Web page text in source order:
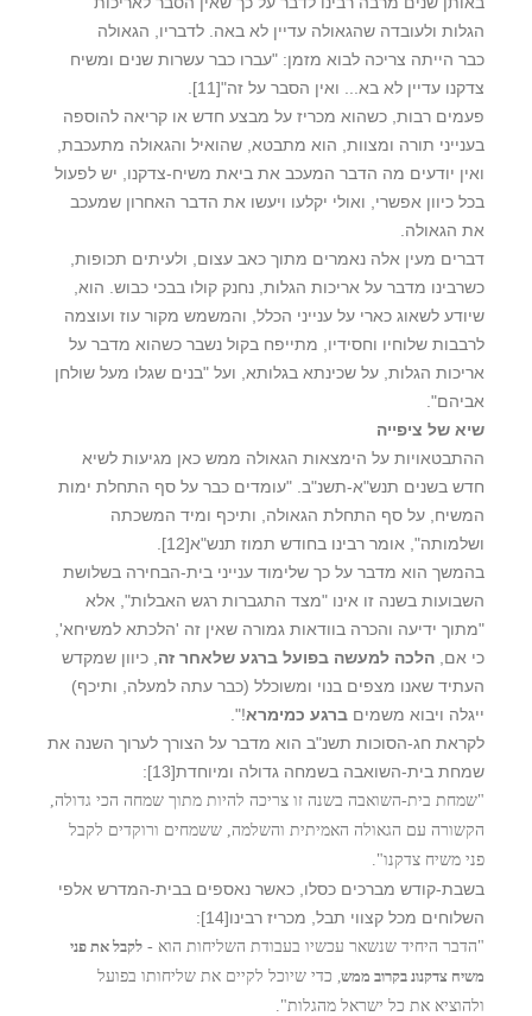
הגלות ולעובדה שהגאולה עדיין לא באה. לדבריו, הגאולה
כבר הייתה צריכה לבוא מזמן: "עברו כבר עשרות שנים ומשיח
צדקנו עדיין לא בא... ואין הסבר על זה"[11]
פעמים רבות, כשהוא מכריז על מבצע חדש או קריאה להוספה
בענייני תורה ומצוות, הוא מתבטא, שהואיל והגאולה מתעכבת,
ואין יודעים מה הדבר המעכב את ביאת משיח-צדקנו, יש לפעול
בכל כיוון אפשרי, ואולי יקלעו ויעשו את הדבר האחרון שמעכב
את הגאולה.
דברים מעין אלה נאמרים מתוך כאב עצום, ולעיתים תכופות,
כשרבינו מדבר על אריכות הגלות, נחנק קולו בבכי כבוש. הוא,
שיודע לשאוג כארי על ענייני הכלל, והמשמש מקור עוז ועוצמה
לרבבות שלוחיו וחסידיו, מתייפח בקול נשבר כשהוא מדבר על
אריכות הגלות, על שכינתא בגלותא, ועל "בנים שגלו מעל שולחן
אביהם".
שיא של ציפייה
ההתבטאויות על הימצאות הגאולה ממש כאן מגיעות לשיא
חדש בשנים תנש"א-תשנ"ב. "עומדים כבר על סף התחלת ימות
המשיח, על סף התחלת הגאולה, ותיכף ומיד המשכתה
ושלמותה", אומר רבינו בחודש תמוז תנש"א[12]
בהמשך הוא מדבר על כך שלימוד ענייני בית-הבחירה בשלושת
השבועות בשנה זו אינו "מצד התגברות רגש האבלות", אלא
"מתוך ידיעה והכרה בוודאות גמורה שאין זה 'הלכתא למשיחא',
כי אם, הלכה למעשה בפועל ברגע שלאחר זה , כיוון שמקדש
העתיד שאנו מצפים בנוי ומשוכלל (כבר עתה למעלה, ותיכף)
ייגלה ויבוא משמים ברגע כמימרא!".
לקראת חג-הסוכות תשנ"ב הוא מדבר על הצורך לערוך השנה את
שמחת בית-השואבה בשמחה גדולה ומיוחדת[13]
:
"שמחת בית-השואבה בשנה זו צריכה להיות מתוך שמחה הכי גדולה,
הקשורה עם הגאולה האמיתית והשלמה, ששמחים ורוקדים לקבל
פני משיח צדקנו".
בשבת-קודש מברכים כסלו, כאשר נאספים בבית-המדרש אלפי
השלוחים מכל קצווי תבל, מכריז רבינו[14]
:
"הדבר היחיד שנשאר עכשיו בעבודת השליחות הוא - לקבל את פני
משיח צדקנונ בקרוב ממש כדי שיוכל לקיים את שליחותו בפועל
ולהוציא את כל ישראל מהגלות".